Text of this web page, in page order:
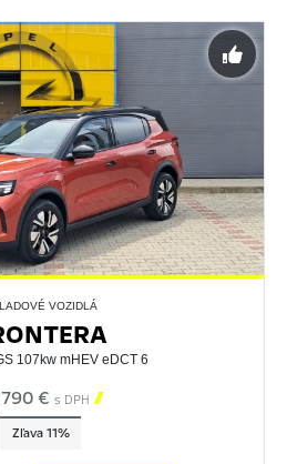
VOZIDLÁ
107kw mHEV eDCT 6
790 €s DPH 
Zľava 11%